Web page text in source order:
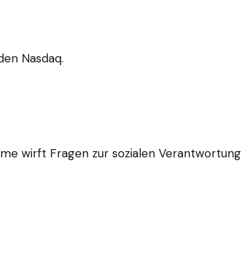
Nasdaq.
wirft Fragen zur sozialen Verantwortung